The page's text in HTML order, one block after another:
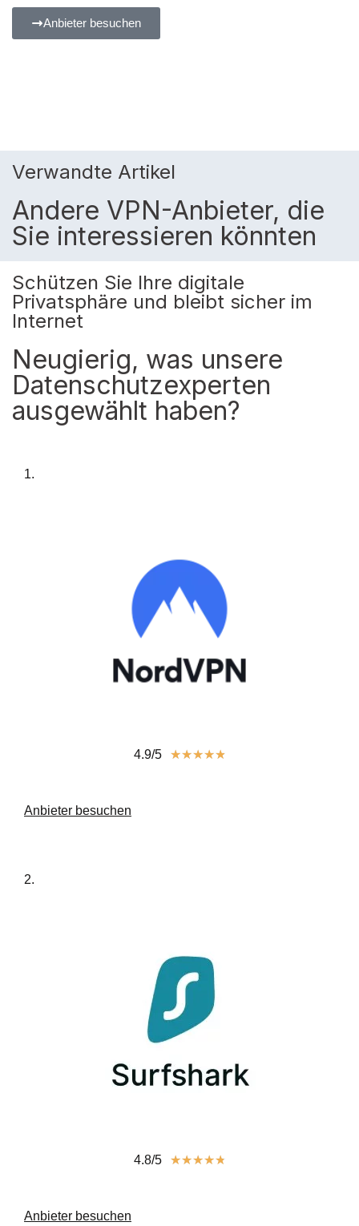
Anbieter besuchen
Verwandte Artikel
Andere VPN-Anbieter, die
Sie interessieren könnten
Schützen Sie Ihre digitale
Privatsphäre und bleibt sicher im
Internet
Neugierig, was unsere
Datenschutzexperten
ausgewählt haben?
1.
4.9/5 ★★★★★
Anbieter besuchen
2.
4.8/5 ★★★★★
Anbieter besuchen